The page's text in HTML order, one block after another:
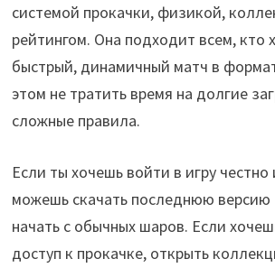
системой прокачки, физикой,
рейтингом. Она подходит всем, кто
быстрый, динамичный матч в
этом не тратить время на долгие
сложные правила.
Если ты хочешь войти в игру
можешь скачать последнюю версию
начать с обычных шаров. Если
доступ к прокачке, открыть